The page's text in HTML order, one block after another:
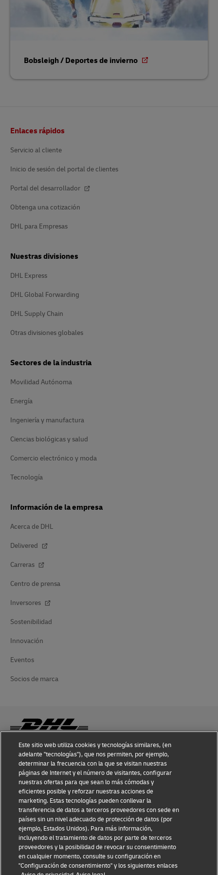
Bobsleigh / Deportes de invierno
de
Enlaces rápidos
Servicio al cliente
Inicio de sesión del portal de clientes
Portal del desarrollador
Obtenga una cotización
DHL para Empresas
Nuestras divisiones
DHL Express
DHL Global Forwarding
DHL Supply Chain
Otras divisiones globales
Sectores de la industria
Movilidad Autónoma
Energía
Ingeniería y manufactura
Ciencias biológicas y salud
Comercio electrónico y moda
Tecnología
Información de la empresa
Acerca de DHL
Delivered
Carreras
Centro de prensa
Inversores
Sostenibilidad
Innovación
Eventos
Socios de marca
Conocimiento sobre fraudes
Aviso legal
Condiciones de uso
Aviso de privacidad
Información adicional
Ajustes de cookies
Este sitio web utiliza cookies y tecnologías similares, (en
adelante "tecnologías"), que nos permiten, por ejemplo,
determinar la frecuencia con la que se visitan nuestras
páginas de Internet y el número de visitantes, configurar
nuestras ofertas para que sean lo más cómodas y
eficientes posible y reforzar nuestras acciones de
marketing. Estas tecnologías pueden conllevar la
transferencia de datos a terceros proveedores con sede en
países sin un nivel adecuado de protección de datos (por
ejemplo, Estados Unidos). Para más información,
incluyendo el tratamiento de datos por parte de terceros
proveedores y la posibilidad de revocar su consentimiento
en cualquier momento, consulte su configuración en
"Configuración de consentimiento" y los siguientes enlaces